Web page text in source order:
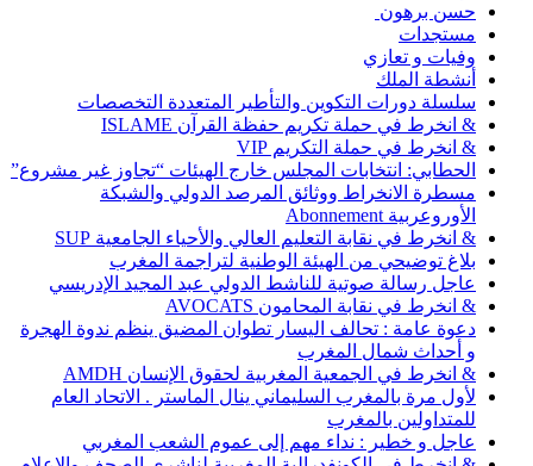
حسن برهون
مستجدات
وفيات و تعازي
أنشطة الملك
سلسلة دورات التكوين والتأطير المتعددة التخصصات
& انخرط في حملة تكريم حفظة القرآن ISLAME
& انخرط في حملة التكريم VIP
الحطابي: انتخابات المجلس خارج الهيئات “تجاوز غير مشروع”
مسطرة الانخراط ووثائق المرصد الدولي والشبكة
الأوروعربية Abonnement
& انخرط في نقابة التعليم العالي والأحياء الجامعية SUP
بلاغ توضيحي من الهيئة الوطنية لتراجمة المغرب
عاجل رسالة صوتية للناشط الدولي عبد المجيد الإدريسي
& انخرط في نقابة المحامون AVOCATS
دعوة عامة : تحالف اليسار تطوان المضيق ينظم ندوة الهجرة
و أحداث شمال المغرب
& انخرط في الجمعية المغربية لحقوق الإنسان AMDH
لأول مرة بالمغرب السليماني ينال الماستر . الاتحاد العام
للمتداولين بالمغرب
عاجل و خطير : نداء مهم إلى عموم الشعب المغربي